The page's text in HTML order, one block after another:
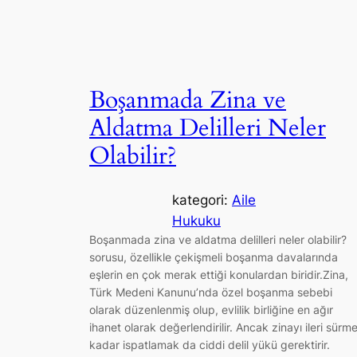
Boşanmada Zina ve
Aldatma Delilleri Neler
Olabilir?
kategori: Aile
Hukuku
Boşanmada zina ve aldatma delilleri neler olabilir?
sorusu, özellikle çekişmeli boşanma davalarında
eşlerin en çok merak ettiği konulardan biridir.Zina,
Türk Medeni Kanunu’nda özel boşanma sebebi
olarak düzenlenmiş olup, evlilik birliğine en ağır
ihanet olarak değerlendirilir. Ancak zinayı ileri
kadar ispatlamak da ciddi delil yükü gerektirir.